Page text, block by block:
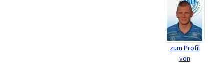
zum Profil
von